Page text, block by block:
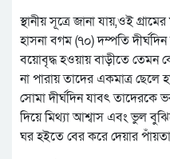
স্থানীয় সূত্রে জানা যায়,ওই
হাসনা বগম (৭০) দম্পতি
বয়োবৃদ্ধ হওয়ায় বাড়ীতে
না পারায় তাদের একমাত্র ছেলে
সোমা দীর্ঘদিন যাবৎ তাদেরকে
দিয়ে মিথ্যা আশ্বাস এবং ভুল
ঘর হইতে বের করে দেয়ার